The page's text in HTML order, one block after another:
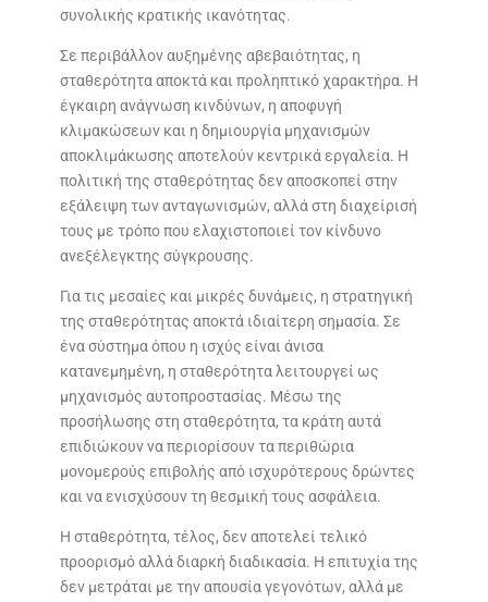
συνολικής κρατικής ικανότητας.
Σε περιβάλλον αυξημένης αβεβαιότητας, η
σταθερότητα αποκτά και προληπτικό χαρακτήρα. Η
έγκαιρη ανάγνωση κινδύνων, η αποφυγή
κλιμακώσεων και η δημιουργία μηχανισμών
αποκλιμάκωσης αποτελούν κεντρικά εργαλεία. Η
πολιτική της σταθερότητας δεν αποσκοπεί στην
εξάλειψη των ανταγωνισμών, αλλά στη διαχείρισή
τους με τρόπο που ελαχιστοποιεί τον κίνδυνο
ανεξέλεγκτης σύγκρουσης.
Για τις μεσαίες και μικρές δυνάμεις, η στρατηγική
της σταθερότητας αποκτά ιδιαίτερη σημασία. Σε
ένα σύστημα όπου η ισχύς είναι άνισα
κατανεμημένη, η σταθερότητα λειτουργεί ως
μηχανισμός αυτοπροστασίας. Μέσω της
προσήλωσης στη σταθερότητα, τα κράτη αυτά
επιδιώκουν να περιορίσουν τα περιθώρια
μονομερούς επιβολής από ισχυρότερους δρώντες
και να ενισχύσουν τη θεσμική τους ασφάλεια.
Η σταθερότητα, τέλος, δεν αποτελεί τελικό
προορισμό αλλά διαρκή διαδικασία. Η επιτυχία της
δεν μετράται με την απουσία γεγονότων, αλλά με